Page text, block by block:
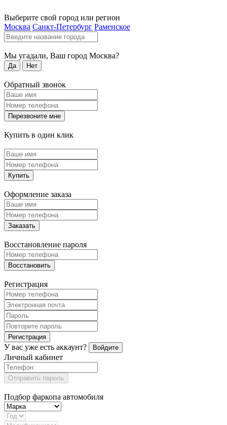
Выберите свой город или регион
Москва Санкт-Петербург Раменское
Мы угадали, Ваш город Москва?
Да Нет
Обратный звонок
Перезвоните мне
Купить в один клик
Купить
Оформление заказа
Заказать
Восстановление пароля
Восстановить
Регистрация
Регистрация
У вас уже есть аккаунт? Войдите
Личный кабинет
Отправить пароль
Подбор фаркопа автомобиля